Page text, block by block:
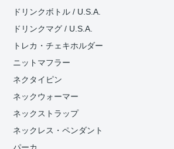
ドリンクボトル / U.S.A.
ドリンクマグ / U.S.A.
トレカ・チェキホルダー
ニットマフラー
ネクタイピン
ネックウォーマー
ネックストラップ
ネックレス・ペンダント